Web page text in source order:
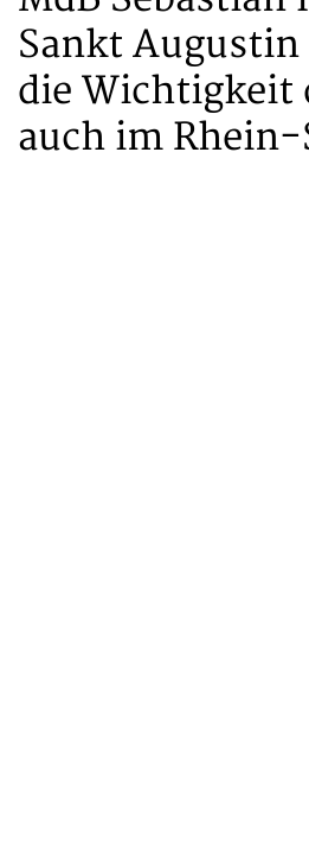
Sankt
die Wichtigkeit
auch im